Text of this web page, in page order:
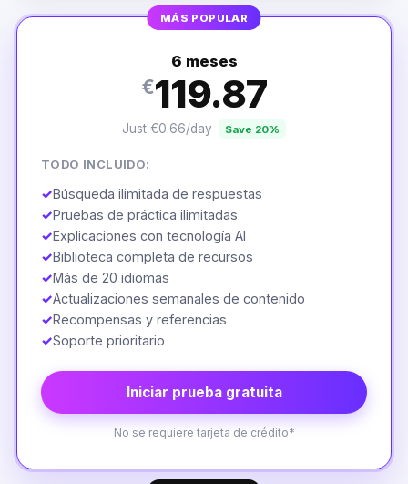
MÁS POPULAR
6 meses
€119.87
Just €0.66/day Save 20%
TODO INCLUIDO:
✓Búsqueda ilimitada de respuestas
✓Pruebas de práctica ilimitadas
✓Explicaciones con tecnología AI
✓Biblioteca completa de recursos
✓Más de 20 idiomas
✓Actualizaciones semanales de contenido
✓Recompensas y referencias
✓Soporte prioritario
Iniciar prueba gratuita
No se requiere tarjeta de crédito*